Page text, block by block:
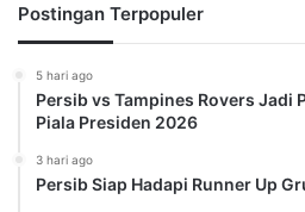
Postingan Terpopuler
5 hari ago
Persib vs Tampines Rovers Jadi
Piala Presiden 2026
3 hari ago
Persib Siap Hadapi Runner Up